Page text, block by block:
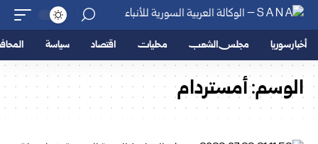
أخبار سوريا مجلس الشعب محليات اقتصاد سياسة
الوسم:أمستردام